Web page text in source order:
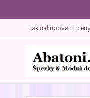
Jak nakupovat +